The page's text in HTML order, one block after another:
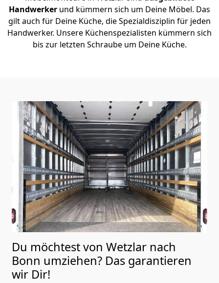
Handwerker und kümmern sich um Deine Möbel. Das
gilt auch für Deine Küche, die Spezialdisziplin für jeden
Handwerker. Unsere Küchenspezialisten kümmern sich
bis zur letzten Schraube um Deine Küche.
Du möchtest von Wetzlar nach
Bonn umziehen? Das garantieren
wir Dir!